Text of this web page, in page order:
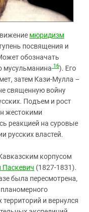
мюридизм
посвящения и
обозначать
мусульманина 16). Его
затем Кази-Мулла –
священную войну
Подъем и рост
жестокими
реакцией на суровые
русских властей.
корпусом
Паскевич (1827-1831).
была пересмотрена,
и вернулся